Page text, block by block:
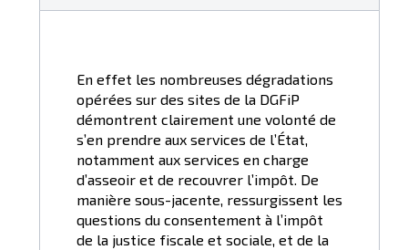
En effet les nombreuses dégradations
opérées sur des sites de la DGFiP
démontrent clairement une volonté de
s’en prendre aux services de l’État,
notamment aux services en charge
d’asseoir et de recouvrer l’impôt. De
manière sous-jacente, ressurgissent les
questions du consentement à l’impôt
de la justice fiscale et sociale, et de la